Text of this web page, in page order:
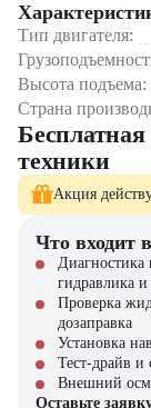
Где применяется
Торговые
Почему стоит
Отличное
маневренности
Точная
Комфорт и
Надежность и
Купить
Тип двигателя:
Высота подъема:
Страна
техники
Акция
Что входит
Диагностика
гидравлика
Проверка
дозаправка
Установка
Тест-драйв и
Внешний
Оставьте